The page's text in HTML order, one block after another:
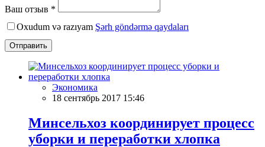
Ваш отзыв *
Oxudum və razıyam Şərh göndərmə qaydaları
Отправить
Экономика
18 сентябрь 2017 15:46
Минсельхоз координирует процесс
уборки и переработки хлопка